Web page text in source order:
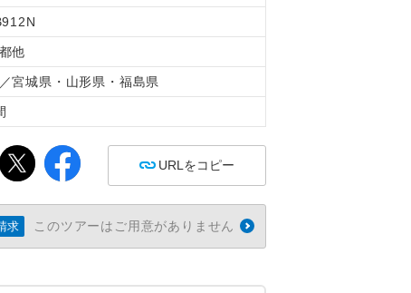
他
宮城県・山形県・福島県
URLをコピー
求 このツアーはご用意がありません